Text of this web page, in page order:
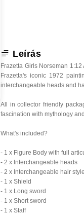
Leírás
Frazetta Girls Norseman
Frazetta's iconic 1972
interchangeable heads and
All in collector friendly
fascination with mythology
What's included?
- 1 x Figure Body with full
- 2 x Interchangeable heads
- 2 x Interchangeable hair
- 1 x Shield
- 1 x Long sword
- 1 x Short sword
- 1 x Staff